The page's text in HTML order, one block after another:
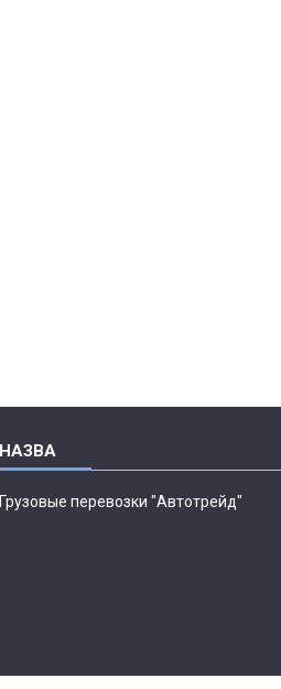
Грузовые перевозки "Автотрейд"